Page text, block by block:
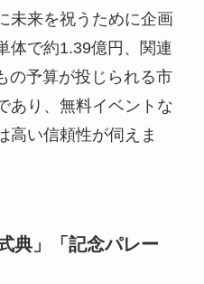
未来を祝うために企画
体で約1.39億円、関連
の予算が投じられる市
あり、無料イベントな
高い信頼性が伺えま
典」「記念パレー